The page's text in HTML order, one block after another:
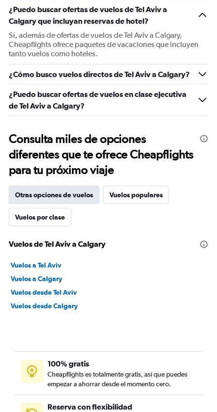
¿Puedo buscar ofertas de vuelos de Tel Aviv a
Calgary que incluyan reservas de hotel?
Sí, además de ofertas de vuelos de Tel Aviv a Calgary,
Cheapflights ofrece paquetes de vacaciones que incluyen
tanto vuelos como hoteles.
¿Cómo busco vuelos directos de Tel Aviv a Calgary?
¿Puedo buscar ofertas de vuelos en clase ejecutiva
de Tel Aviv a Calgary?
Consulta miles de opciones
diferentes que te ofrece Cheapflights
para tu próximo viaje
Otras opciones de vuelos Vuelos populares
Vuelos por clase
Vuelos de Tel Aviv a Calgary
Vuelos a Tel Aviv
Vuelos a Calgary
Vuelos desde Tel Aviv
Vuelos desde Calgary
100% gratis
Cheapflights es totalmente gratis, así que puedes
empezar a ahorrar desde el momento cero.
Reserva con flexibilidad